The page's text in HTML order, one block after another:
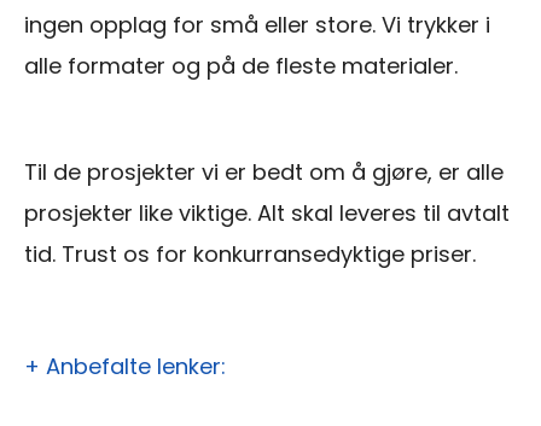
ingen opplag for små eller store. Vi trykker i
alle formater og på de fleste materialer.
Til de prosjekter vi er bedt om å gjøre, er alle
prosjekter like viktige. Alt skal leveres til avtalt
tid. Trust os for konkurransedyktige priser.
+ Anbefalte lenker: